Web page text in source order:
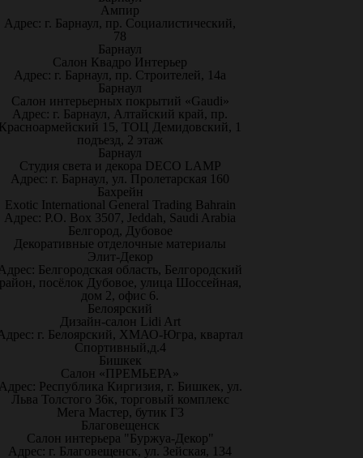
Ампир
Адрес: г. Барнаул, пр. Социалистический,
78
Барнаул
Салон Квадро Интерьер
Адрес: г. Барнаул, пр. Строителей, 14а
Барнаул
Салон интерьерных покрытий «Gaudi»
Адрес: г. Барнаул, Алтайский край, пр.
15, ТОЦ Демидовский, 1
подъезд, 2 этаж
Барнаул
Студия света и декора DECO LAMP
Адрес: г. Барнаул, ул. Пролетарская 160
Бахрейн
Exotic International General Trading Bahrain
Адрес: P.O. Box 3507, Jeddah, Saudi Arabia
Белгород, Дубовое
Декоративные отделочные материалы
Элит-Декор
Белгородская область, Белгородский
посёлок Дубовое, улица Шоссейная,
дом 2, офис 6.
Белоярский
Дизайн-салон Lidi Art
г. Белоярский, ХМАО-Югра, квартал
Спортивный,д.4
Бишкек
Салон «ПРЕМЬЕРА»
Республика Киргизия, г. Бишкек, ул.
Льва Толстого 36к, торговый комплекс
Мега Мастер, бутик Г3
Благовещенск
Салон интерьера "Буржуа-Декор"
Адрес: г. Благовещенск, ул. Зейская, 134